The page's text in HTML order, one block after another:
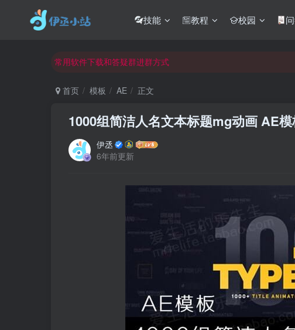
技能 教程 校园
欢迎反馈网站中存在的问题和建议！
常用软件下载和答疑群进群方式
欢迎访问伊丞小站！
首页 模板 AE 正文
1000组简洁人名文本标题mg动画 AE模
伊丞
6年前更新